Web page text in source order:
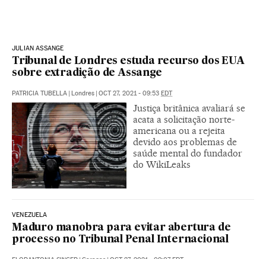
JULIAN ASSANGE
Tribunal de Londres estuda recurso dos EUA
sobre extradição de Assange
PATRICIA TUBELLA | Londres | OCT 27, 2021 - 09:53 EDT
Justiça britânica avaliará se
acata a solicitação norte-
americana ou a rejeita
devido aos problemas de
saúde mental do fundador
do WikiLeaks
VENEZUELA
Maduro manobra para evitar abertura de
processo no Tribunal Penal Internacional